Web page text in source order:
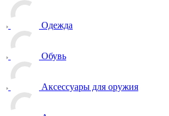
Одежда
Обувь
Аксессуары для оружия